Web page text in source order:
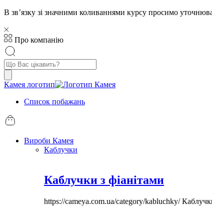
В звʼязку зі значними коливаннями курсу просимо
Про компанію
Пошук
товарів
Камея логотип
Список побажань
Вироби Камея
Каблучки
Каблучки з фіанітами
https://cameya.com.ua/category/kabluchky/